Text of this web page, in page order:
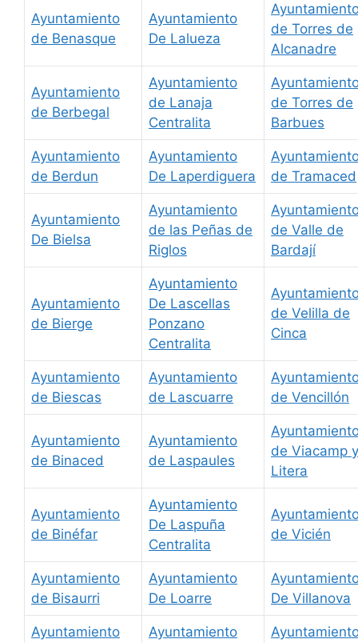
Ayuntamiento
de Benasque
Ayuntamiento
De Lalueza
de Torres de
Alcanadre
Ayuntamiento
de Berbegal
Ayuntamiento
de Lanaja
Centralita
de Torres de
Barbues
Ayuntamiento
de Berdun
Ayuntamiento
De Laperdiguera
de Tramaced
Ayuntamiento
De Bielsa
Ayuntamiento
de las Peñas de
Riglos
de Valle de
Bardají
Ayuntamiento
de Bierge
Ayuntamiento
De Lascellas
Ponzano
Centralita
de Velilla de
Cinca
Ayuntamiento
de Biescas
Ayuntamiento
de Lascuarre
de Vencillón
Ayuntamiento
de Binaced
Ayuntamiento
de Laspaules
de Viacamp y
Litera
Ayuntamiento
de Binéfar
Ayuntamiento
De Laspuña
Centralita
de Vicién
Ayuntamiento
de Bisaurri
Ayuntamiento
De Loarre
De Villanova
Ayuntamiento
Ayuntamiento